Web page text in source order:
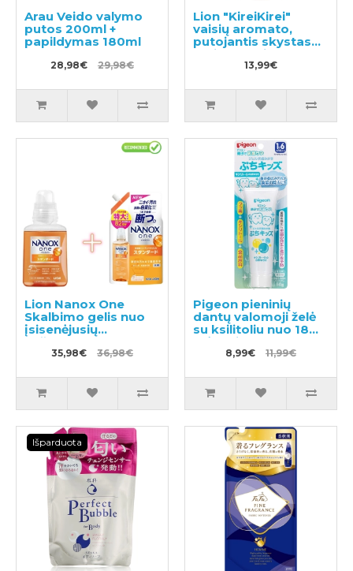
Arau Veido valymo
putos 200ml +
papildymas 180ml
28,98€ 29,98€
Lion "KireiKirei"
vaisių aromato,
putojantis skystas
muilas papildymas
13,99€
Lion Nanox One
Skalbimo gelis nuo
įsisenėjusių
nešvarumų 380g +
užpildas 820g
35,98€ 36,98€
Pigeon pieninių
dantų valomoji želė
su ksilitoliu nuo 18
mėnesių 50g
8,99€ 11,99€
Išparduota